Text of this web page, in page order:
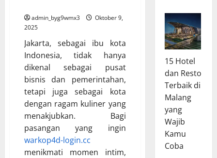
admin_byg9wmx3
Oktober 9,
2025
Jakarta, sebagai ibu kota
Indonesia, tidak hanya
dikenal sebagai pusat
bisnis dan pemerintahan,
tetapi juga sebagai kota
dengan ragam kuliner yang
menakjubkan. Bagi
pasangan yang ingin
warkop4d-login.cc
menikmati momen intim,
15 Hotel
dan Resto
Terbaik di
Malang
yang
Wajib
Kamu
Coba